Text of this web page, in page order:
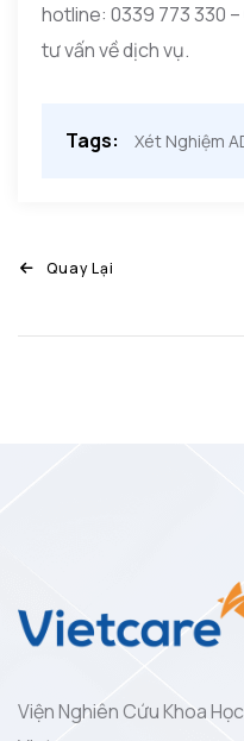
hotline: 0339 773 330 –
tư vấn về dịch vụ.
Tags: Xét Nghiệm
Quay Lại
Viện Nghiên Cứu Khoa